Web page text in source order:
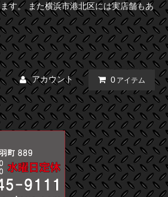
す。 また横浜市港北区には実店舗もあ
アカウント 0 アイテム